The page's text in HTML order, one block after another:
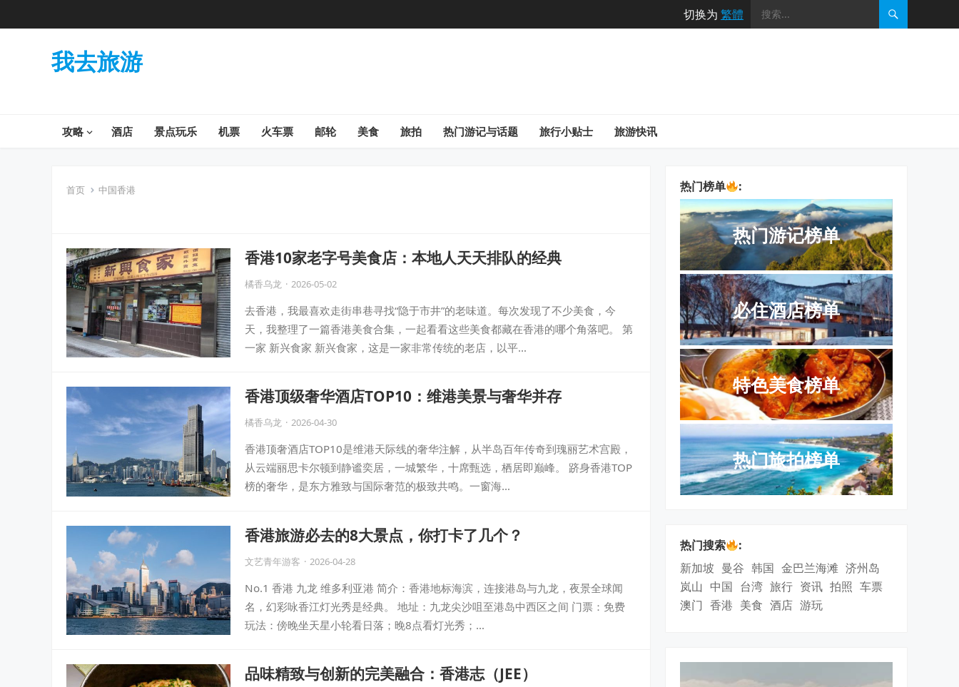
切换为 繁體
我去旅游
攻略 酒店 景点玩乐 机票 火车票 邮轮 美食 旅拍 热门游记与话题 旅行小贴士 旅游快讯
首页 中国香港
香港10家老字号美食店：本地人天天排队的经典
橘香乌龙 · 2026-05-02
去香港，我最喜欢走街串巷寻找“隐于市井”的老味道。每次发现了不少美食，今
天，我整理了一篇香港美食合集，一起看看这些美食都藏在香港的哪个角落吧。 第
一家 新兴食家 新兴食家，这是一家非常传统的老店，以平…
香港顶级奢华酒店TOP10：维港美景与奢华并存
橘香乌龙 · 2026-04-30
香港顶奢酒店TOP10是维港天际线的奢华注解，从半岛百年传奇到瑰丽艺术宫殿，
从云端丽思卡尔顿到静谧奕居，一城繁华，十席甄选，栖居即巅峰。 跻身香港TOP
榜的奢华，是东方雅致与国际奢范的极致共鸣。一窗海…
香港旅游必去的8大景点，你打卡了几个？
文艺青年游客 · 2026-04-28
No.1 香港 九龙 维多利亚港 简介：香港地标海滨，连接港岛与九龙，夜景全球闻
名，幻彩咏香江灯光秀是经典。 地址：九龙尖沙咀至港岛中西区之间 门票：免费
玩法：傍晚坐天星小轮看日落；晚8点看灯光秀；…
品味精致与创新的完美融合：香港志（JEE）
热门榜单 :
热门游记榜单
必住酒店榜单
特色美食榜单
热门旅拍榜单
热门搜索
:
新加坡 曼谷 韩国 金巴兰海滩 济州岛
岚山 中国 台湾 旅行 资讯 拍照 车票
澳门 香港 美食 酒店 游玩